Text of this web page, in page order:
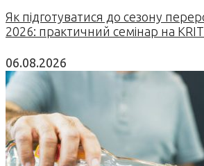
Як підготуватися до сезону
2026: практичний семінар на
06.08.2026